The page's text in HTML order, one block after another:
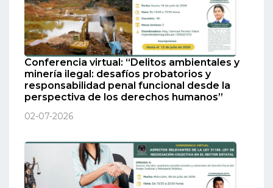
Conferencia virtual: “Delitos ambientales y
minería ilegal: desafíos probatorios y
responsabilidad penal funcional desde la
perspectiva de los derechos humanos”
02-07-2026